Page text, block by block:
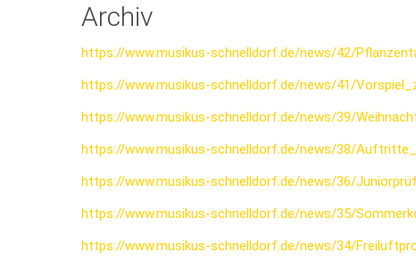
Archiv
https://www.musikus-schnelldorf.de/news/42/
https://www.musikus-schnelldorf.de/news/41/
https://www.musikus-schnelldorf.de/news/39/
https://www.musikus-schnelldorf.de/news/38/
https://www.musikus-schnelldorf.de/news/36/
https://www.musikus-schnelldorf.de/news/35/
https://www.musikus-schnelldorf.de/news/34/